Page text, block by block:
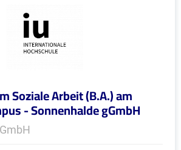
Soziale Arbeit (B.A.) am
- Sonnenhalde gGmbH